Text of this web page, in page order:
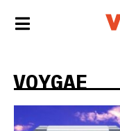
VOYGAE